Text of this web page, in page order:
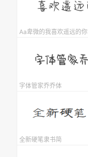
Aa卑微的我喜欢遥远的你
字体管家乔乔体
全新硬笔隶书简